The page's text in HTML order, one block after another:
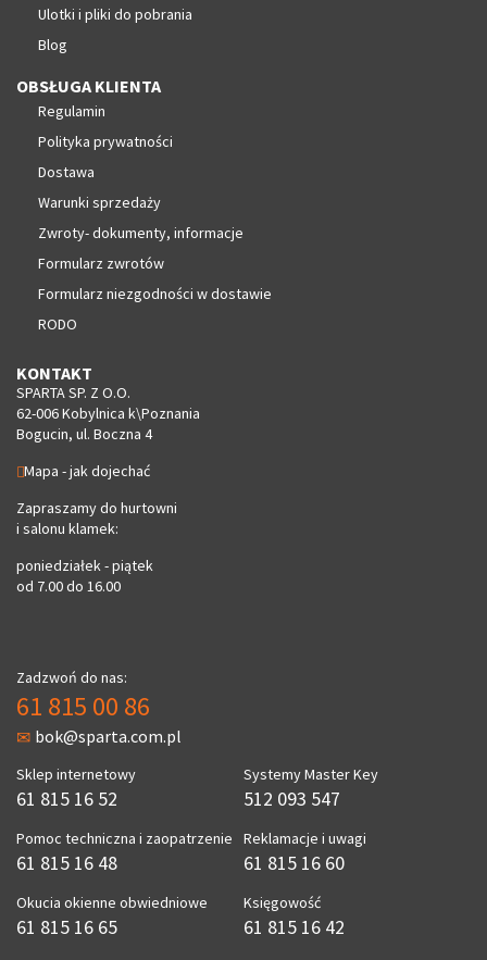
Ulotki i pliki do pobrania
Blog
OBSŁUGA KLIENTA
Regulamin
Polityka prywatności
Dostawa
Warunki sprzedaży
Zwroty- dokumenty, informacje
Formularz zwrotów
Formularz niezgodności w dostawie
RODO
KONTAKT
SPARTA SP. Z O.O.
62-006 Kobylnica k\Poznania
Bogucin, ul. Boczna 4
Mapa - jak dojechać
Zapraszamy do hurtowni
i salonu klamek:
poniedziałek - piątek
od 7.00 do 16.00
Zadzwoń do nas:
61 815 00 86
bok@sparta.com.pl
Sklep internetowy
61 815 16 52
Pomoc techniczna i zaopatrzenie
61 815 16 48
Okucia okienne obwiedniowe
61 815 16 65
Systemy Master Key
512 093 547
Reklamacje i uwagi
61 815 16 60
Księgowość
61 815 16 42